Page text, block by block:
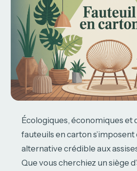
Écologiques, économiques et
fauteuils en carton
alternative crédible aux
Que vous cherchiez un siège